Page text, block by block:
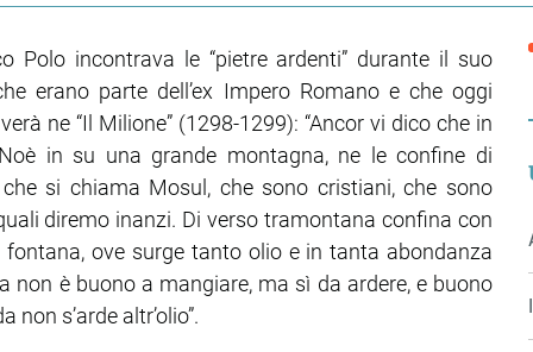
incontrava le “pietre ardenti” durante il suo
erano parte dell’ex Impero Romano e che oggi
ne “Il Milione” (1298-1299): “Ancor vi dico che in
in su una grande montagna, ne le confine di
si chiama Mosul, che sono cristiani, che sono
diremo inanzi. Di verso tramontana confina con
ove surge tanto olio e in tanta abondanza
non è buono a mangiare, ma sì da ardere, e buono
s’arde altr’olio”.